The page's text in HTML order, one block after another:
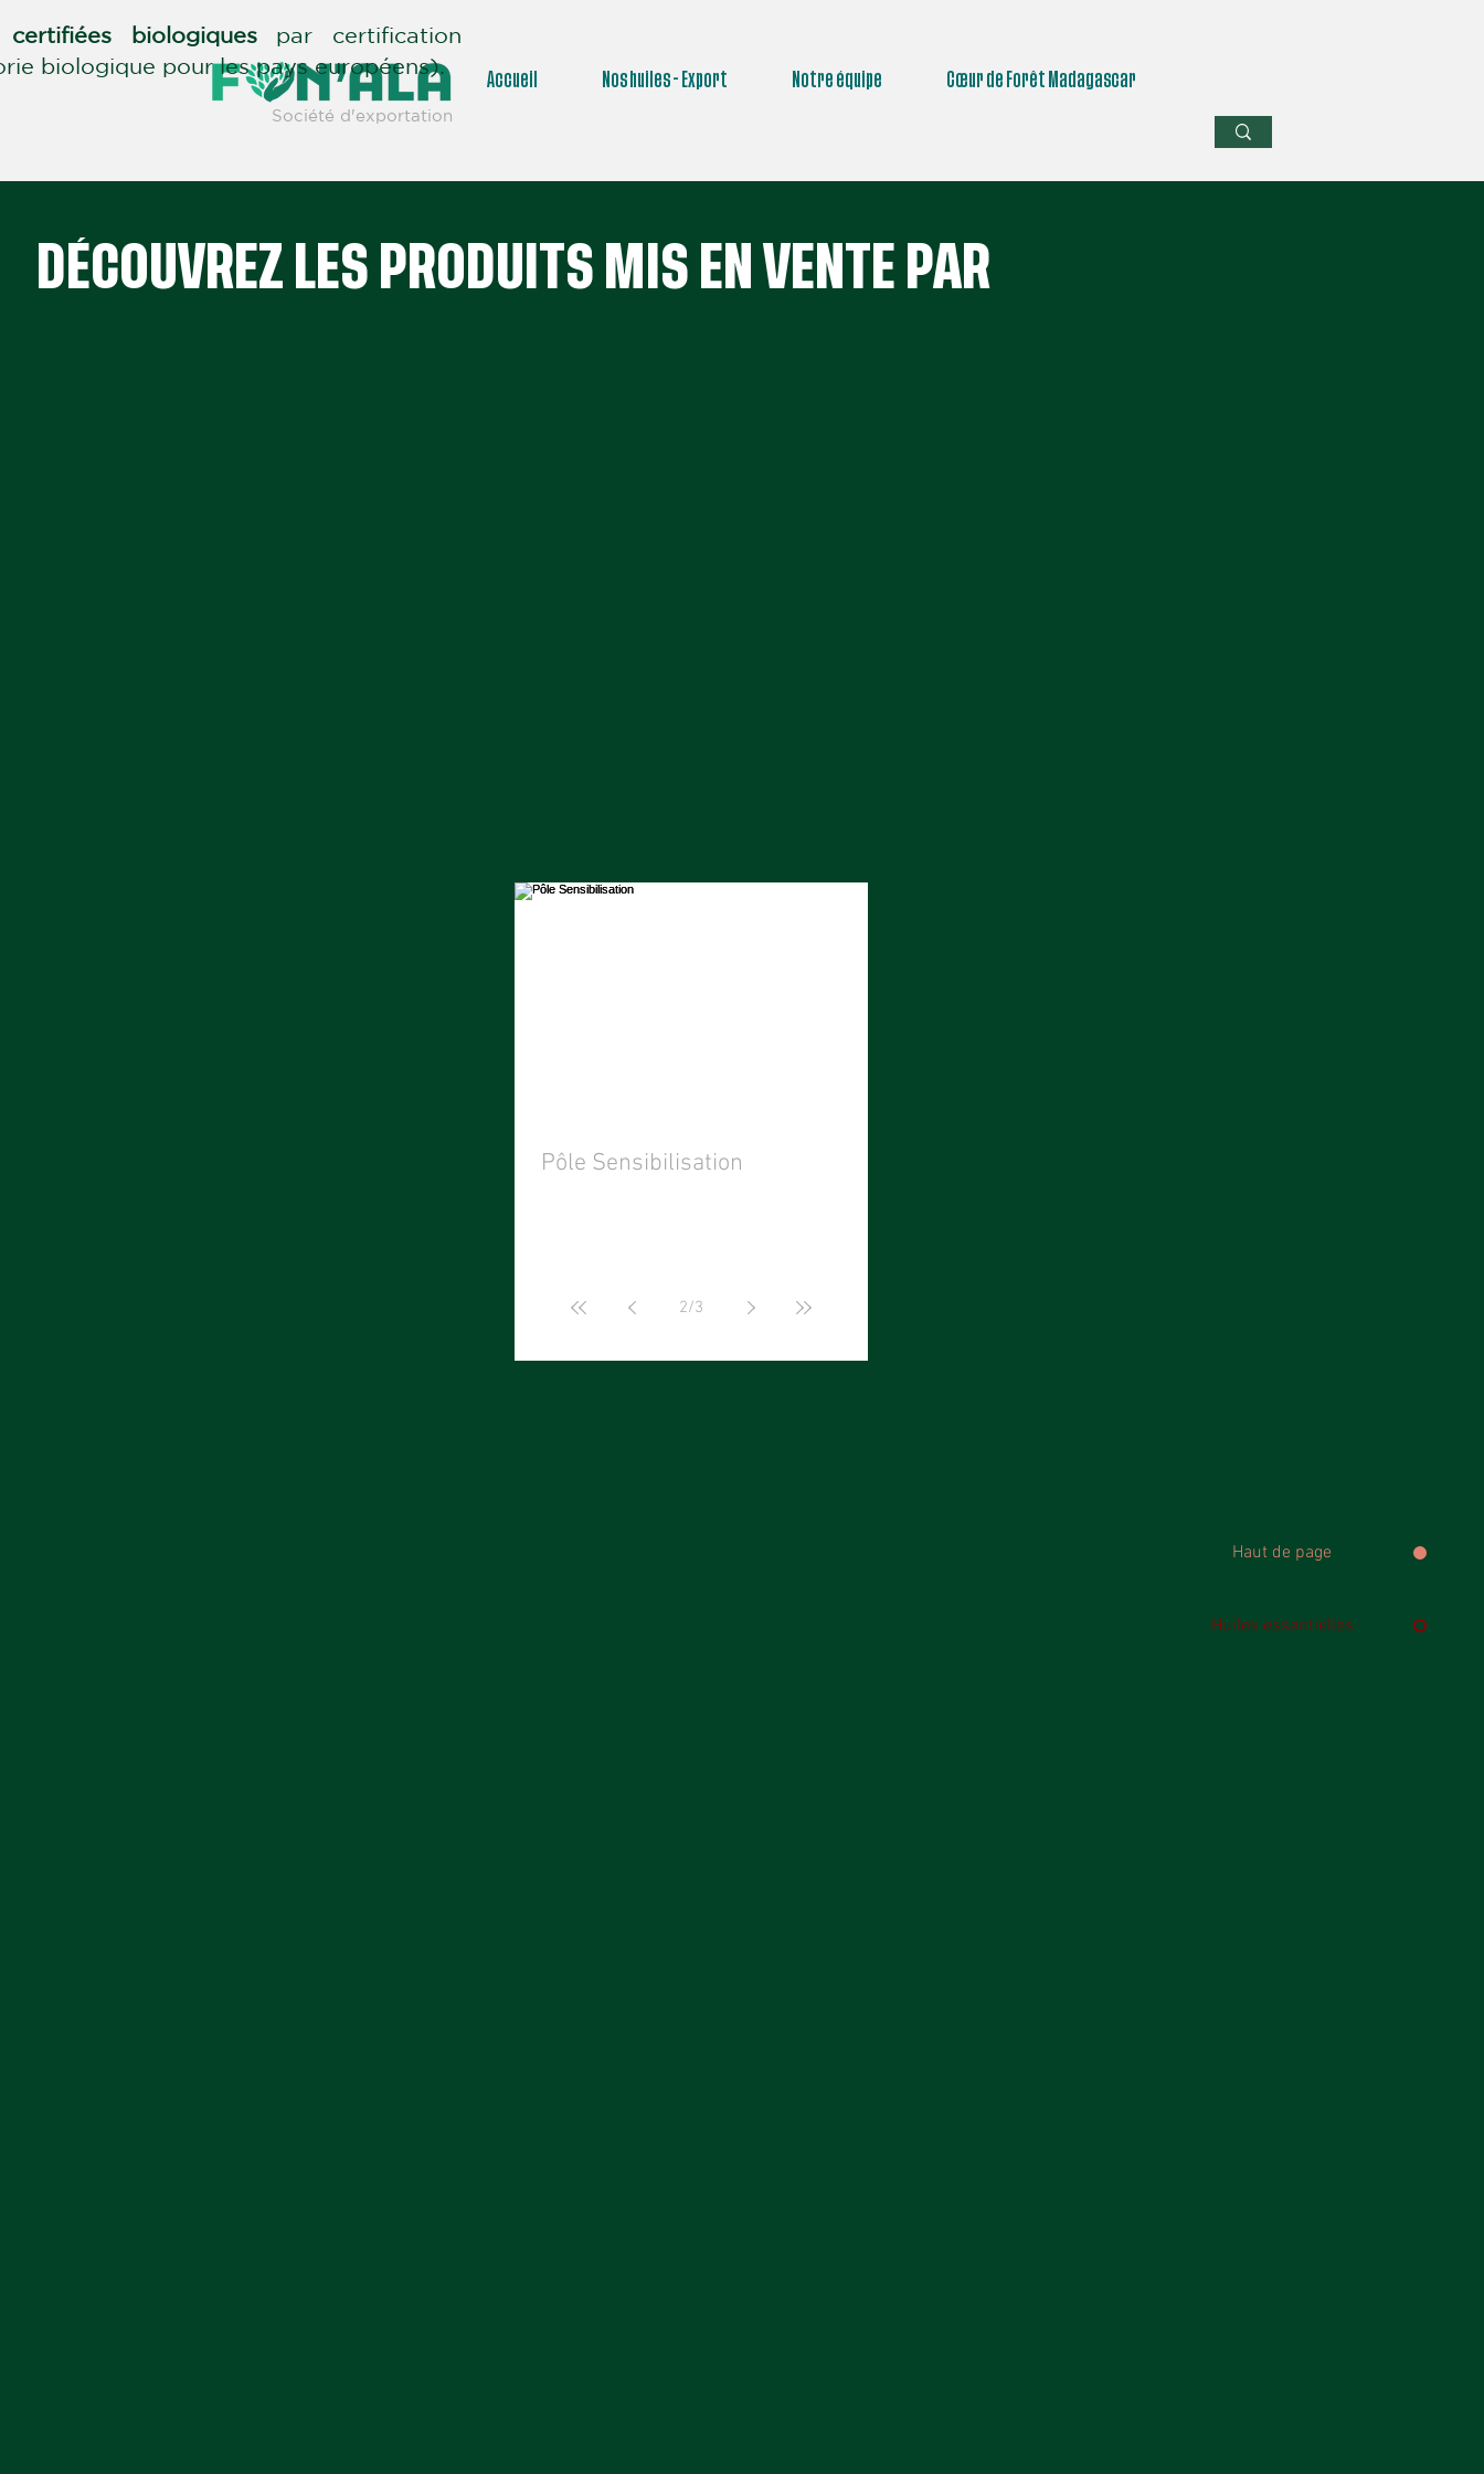
Société d'exportation
Accueil Nos huiles - Export Notre équipe Cœur de Forêt Madagascar
Haut de page
Huiles essentielles
certifiées biologiquespar certification
biologique pour les pays européens).
DÉCOUVREZ LES PRODUITS MIS EN VENTE PAR
Pôle Sensibilisation
2/3